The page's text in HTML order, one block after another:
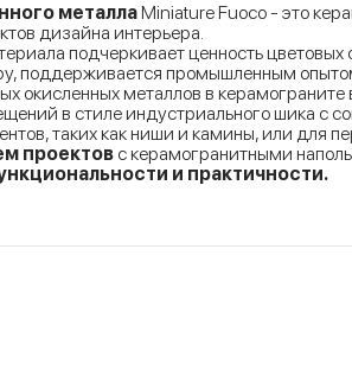
металлаMiniature Fuoco - это
дизайна интерьера.
подчеркивает ценность
поддерживается промышленным
окисленных металлов в керамограните
в стиле индустриального шика с
таких как ниши и камины, или для
проектов с керамогранитными
и практичности.